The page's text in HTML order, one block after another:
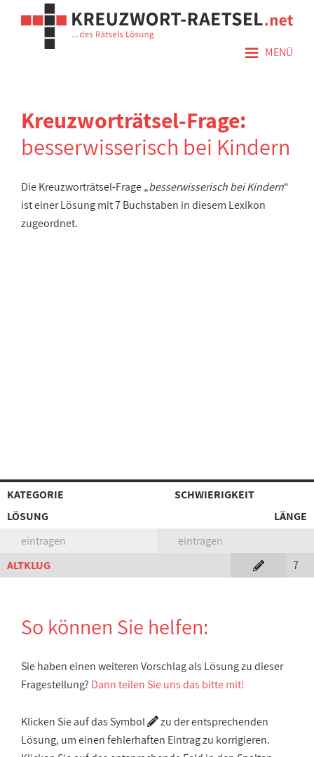
≡ MENÜ
Kreuzworträtsel-Frage:
besserwisserisch bei Kindern
Die Kreuzworträtsel-Frage „besserwisserisch bei Kindern“
ist einer Lösung mit 7 Buchstaben in diesem Lexikon
zugeordnet.
KATEGORIE
SCHWIERIGKEIT
LÖSUNG
LÄNGE
eintragen
eintragen
ALTKLUG
7
So können Sie helfen:
Sie haben einen weiteren Vorschlag als Lösung zu dieser
Fragestellung? Dann teilen Sie uns das bitte mit!
Klicken Sie auf das Symbol
zu der entsprechenden
Lösung, um einen fehlerhaften Eintrag zu korrigieren.